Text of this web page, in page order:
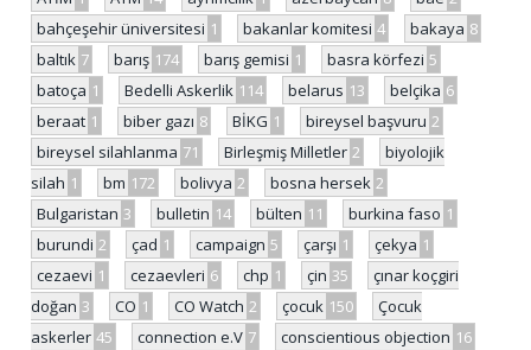
bahçeşehir üniversitesi 1 bakanlar komitesi 4 bakaya 8
baltık 7 barış 174 barış gemisi 1 basra körfezi 5
batoça 1 Bedelli Askerlik 114 belarus 13 belçika 6
beraat 1 biber gazı 8 BİKG 1 bireysel başvuru 2
bireysel silahlanma 71 Birleşmiş Milletler 2
biyolojik
silah 1 bm 172 bolivya 2 bosna hersek 2
Bulgaristan 3 bulletin 14 bülten 11 burkina faso 1
burundi 2 çad 1 campaign 5 çarşı 1 çekya 1
cezaevi 1 cezaevleri 6 chp 1 çin 35
çınar koçgiri
doğan 3 CO 1 CO Watch 2 çocuk 150
Çocuk
askerler 45 connection e.V 7 conscientious objection 16